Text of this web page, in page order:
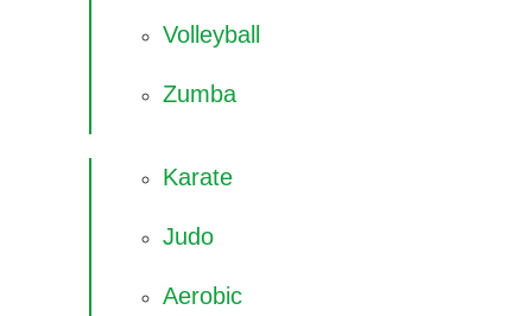
Volleyball
Zumba
Karate
Judo
Aerobic